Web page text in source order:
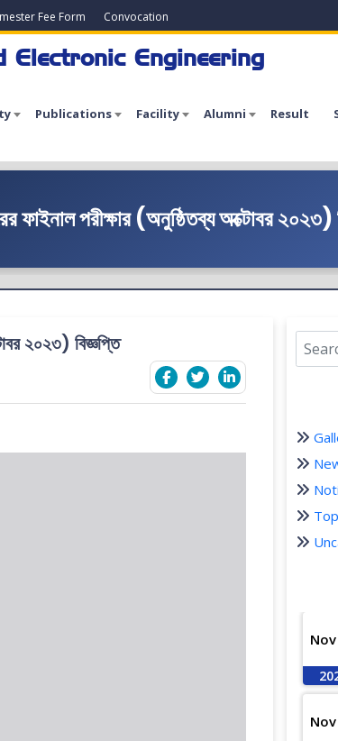
Fee Form Convocation
Engineering
Publications Facility Alumni Result
ফাইনাল পরীক্ষার (অনুষ্ঠিতব্য অক্টোবর ২০২৩)
২০২৩) বিজ্ঞপ্তি